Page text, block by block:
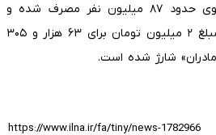
اعتبار کالابرگ زمستان از سوی حدود ۸۷ میلیون نفر مصرف شده و
همچنین برای فروردین‌ماه، مبلغ ۲ میلیون تومان برای ۶۳ هزار و ۳۰۵
شارژ شده است.